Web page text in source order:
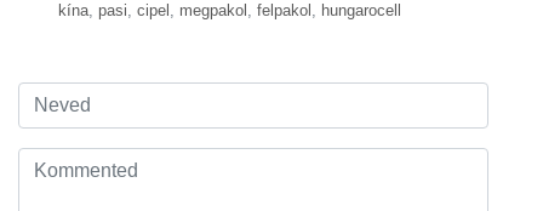
kína, pasi, cipel , megpakol , felpakol , hungarocell